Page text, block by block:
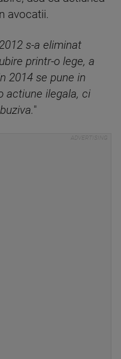
avocatii.
s-a eliminat
printr-o lege, a
2014 se pune in
actiune ilegala, ci
"